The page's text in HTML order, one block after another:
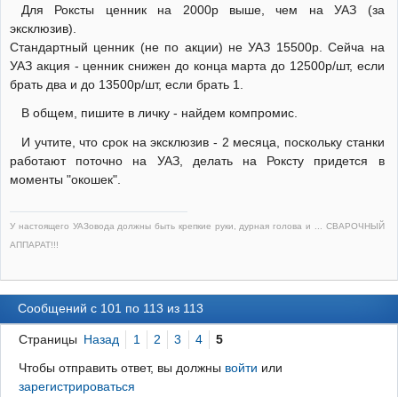
Для Роксты ценник на 2000р выше, чем на УАЗ (за
эксклюзив).
Стандартный ценник (не по акции) не УАЗ 15500р. Сейча на
УАЗ акция - ценник снижен до конца марта до 12500р/шт, если
брать два и до 13500р/шт, если брать 1.
В общем, пишите в личку - найдем компромис.
И учтите, что срок на эксклюзив - 2 месяца, поскольку станки
работают поточно на УАЗ, делать на Роксту придется в
моменты "окошек".
У настоящего УАЗовода должны быть крепкие руки, дурная голова и ... СВАРОЧНЫЙ
АППАРАТ!!!
Сообщений с 101 по 113 из 113
Страницы Назад 1 2 3 4 5
Чтобы отправить ответ, вы должны войти или
зарегистрироваться